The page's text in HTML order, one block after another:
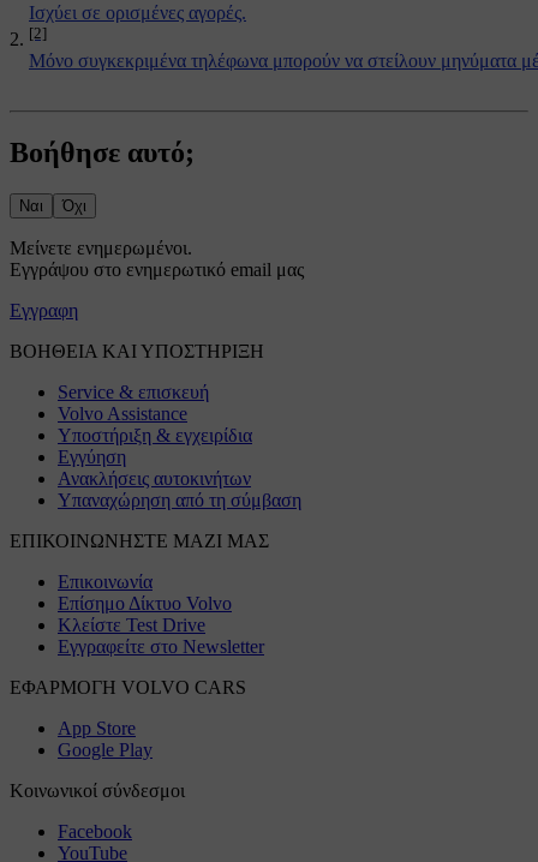
Ισχύει σε ορισμένες αγορές.
[2]
Μόνο συγκεκριμένα τηλέφωνα μπορούν να στείλουν μηνύματα
Βοήθησε αυτό;
Ναι Όχι